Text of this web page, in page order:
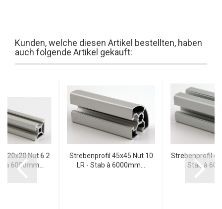
Kunden, welche diesen Artikel bestellten, haben
auch folgende Artikel gekauft:
20x20 Nut 6 2
à 6000mm...
Strebenprofil 45x45 Nut 10
LR - Stab à 6000mm...
Strebenprofil
Stab à